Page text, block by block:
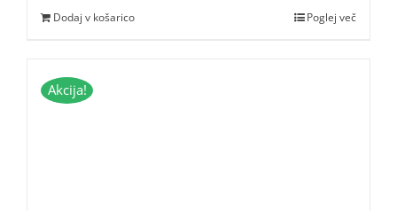
bila:
18,45 €.
Dodaj v košarico Poglej več
Akcija!